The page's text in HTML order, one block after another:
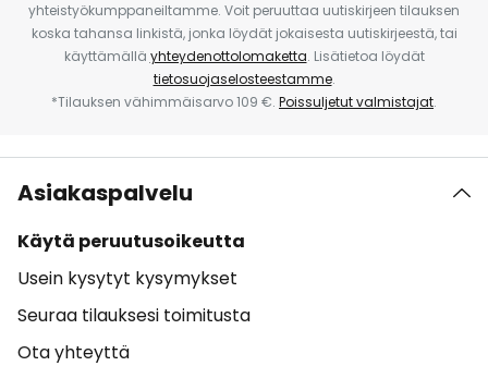
yhteistyökumppaneiltamme. Voit peruuttaa uutiskirjeen tilauksen
koska tahansa linkistä, jonka löydät jokaisesta uutiskirjeestä, tai
käyttämällä yhteydenottolomaketta. Lisätietoa löydät
tietosuojaselosteestamme.
*Tilauksen vähimmäisarvo 109 €. Poissuljetut valmistajat.
Asiakaspalvelu
Käytä peruutusoikeutta
Usein kysytyt kysymykset
Seuraa tilauksesi toimitusta
Ota yhteyttä